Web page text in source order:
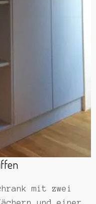
mit zwei